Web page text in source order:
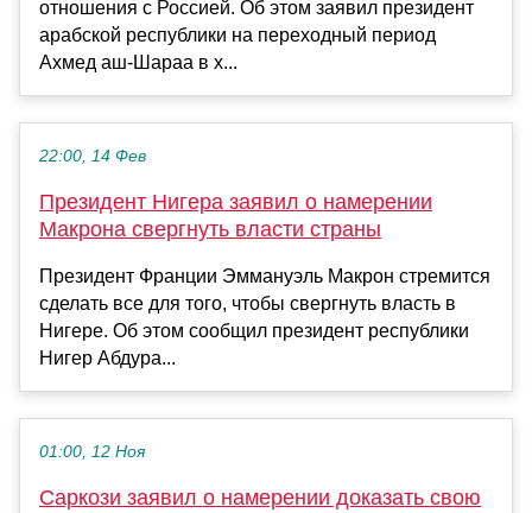
отношения с Россией. Об этом заявил президент
арабской республики на переходный период
Ахмед аш-Шараа в х...
22:00, 14 Фев
Президент Нигера заявил о намерении
Макрона свергнуть власти страны
Президент Франции Эммануэль Макрон стремится
сделать все для того, чтобы свергнуть власть в
Нигере. Об этом сообщил президент республики
Нигер Абдура...
01:00, 12 Ноя
Саркози заявил о намерении доказать свою